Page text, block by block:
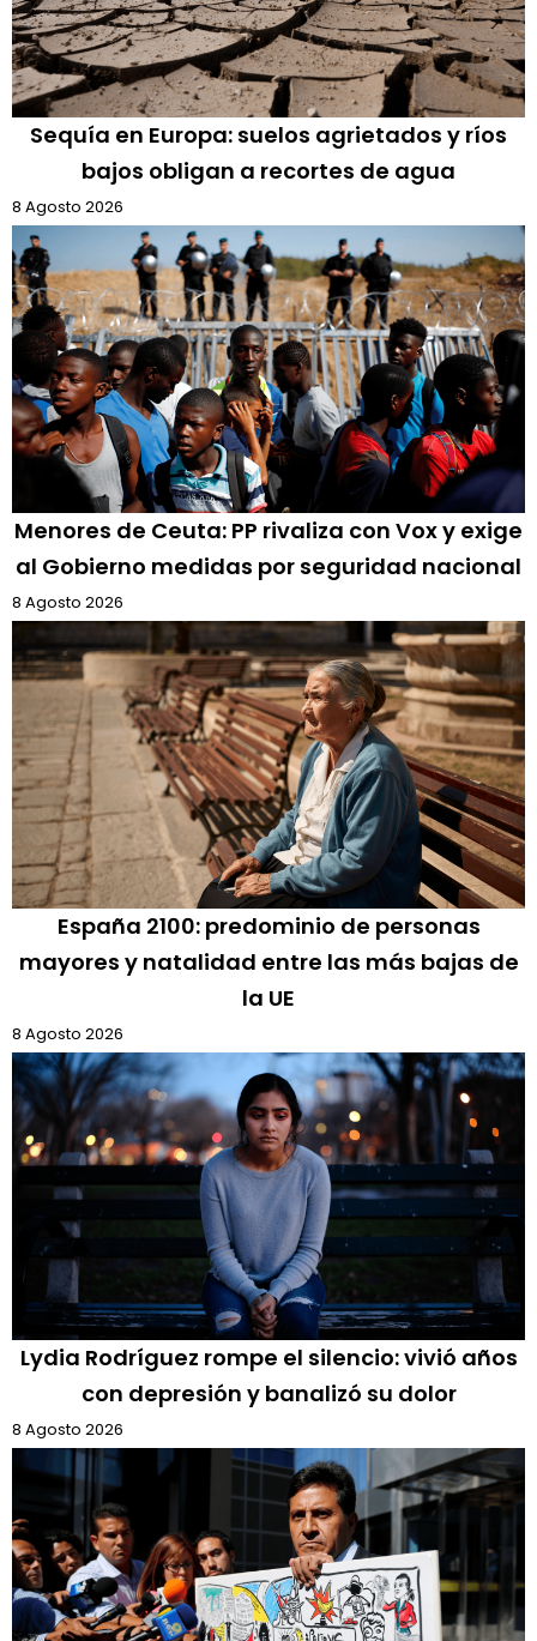
Sequía en Europa: suelos agrietados y ríos
bajos obligan a recortes de agua
8 Agosto 2026
Menores de Ceuta: PP rivaliza con Vox y exige
al Gobierno medidas por seguridad nacional
8 Agosto 2026
España 2100: predominio de personas
mayores y natalidad entre las más bajas de
la UE
8 Agosto 2026
Lydia Rodríguez rompe el silencio: vivió años
con depresión y banalizó su dolor
8 Agosto 2026